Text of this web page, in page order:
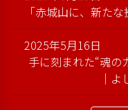
「赤城山に、新た
2025年5月16日
手に刻まれ
｜